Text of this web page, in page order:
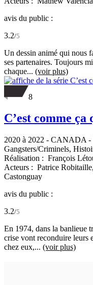
avis du public :
3.2/5
Un dessin animé qui nous
ses partenaires. Toujours
chaque... (voir plus)
8
C’est comme ça
2020 à 2022 - CANADA -
Gangsters/Criminels,
Réalisation : François
Acteurs : Patrice Robitaille,
Castonguay
avis du public :
3.2/5
En 1974, dans la banlieue
crise vont reconduire leurs
chez eux,... (voir plus)